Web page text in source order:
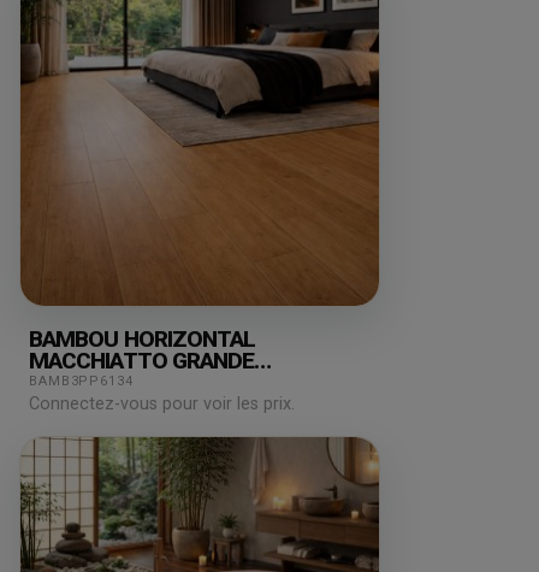
BAMBOU HORIZONTAL
MACCHIATTO GRANDE
180X15X2000MM
BAMB3PP6134
Connectez-vous pour voir les prix.